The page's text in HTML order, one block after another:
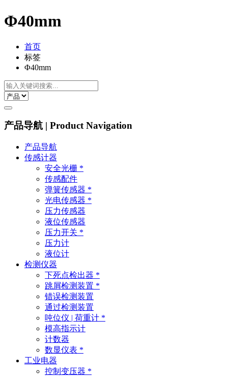
Φ40mm
首页
标签
Φ40mm
产品导航 | Product Navigation
产品导航
传感计器
安全光栅 *
传感配件
弹簧传感器 *
光电传感器 *
压力传感器
液位传感器
压力开关 *
压力计
液位计
检测仪器
下死点检出器 *
跳屑检测装置 *
错误检测装置
通过检测装置
吨位仪 | 荷重计 *
模高指示计
计数器
数显仪表 *
工业电器
控制变压器 *